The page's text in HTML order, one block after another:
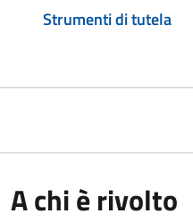
Strumenti di tutela
A chi è rivolto